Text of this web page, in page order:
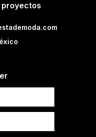
proyectos